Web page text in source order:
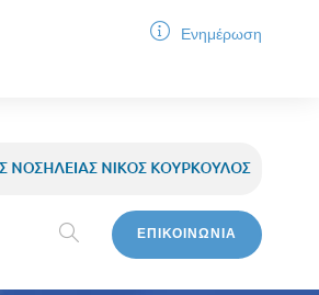
Ενημέρωση
ΕΠΙΚΟΙΝΩΝΙΑ